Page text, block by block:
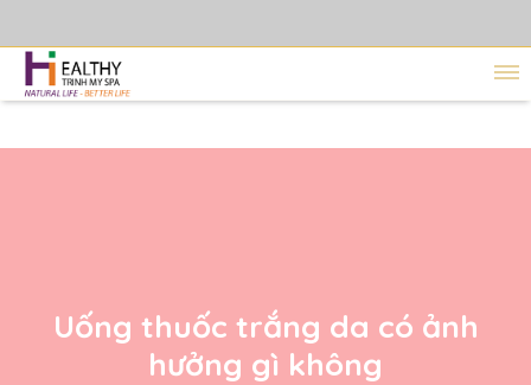
Uống thuốc trắng da có ảnh
hưởng gì không